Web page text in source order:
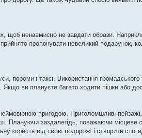
щоб ненавмисно не завдати образи.
пропонувати невеликий подарунок,
пороми і таксі. Використання громадського
ви плануєте багато ходити пішки або
пригодою. Приголомшливі пейзажі,
Плануючи заздалегідь, поважаючи місцеве
від своєї подорожі і створити